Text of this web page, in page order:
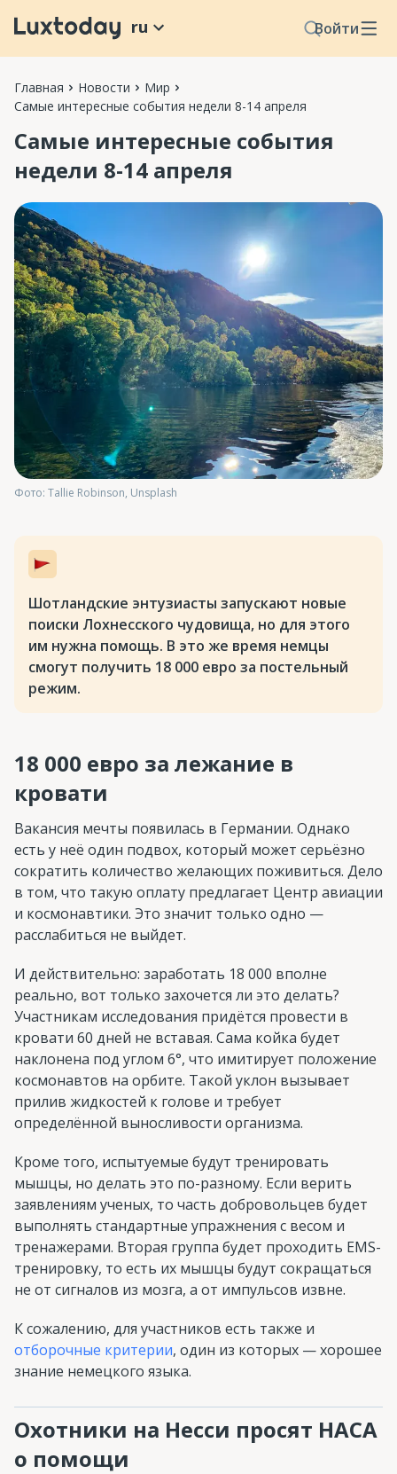
Войти
ru
Главная Новости
Мир
Самые интересные события недели 8-14 апреля
Самые интересные события
недели 8-14 апреля
Фото: Tallie Robinson, Unsplash
Шотландские энтузиасты запускают новые
поиски Лохнесского чудовища, но для этого
им нужна помощь. В это же время немцы
смогут получить 18 000 евро за постельный
режим.
18 000 евро за лежание в
кровати
Вакансия мечты появилась в Германии. Однако
есть у неё один подвох, который может серьёзно
сократить количество желающих поживиться. Дело
в том, что такую оплату предлагает Центр авиации
и космонавтики. Это значит только одно —
расслабиться не выйдет.
И действительно: заработать 18 000 вполне
реально, вот только захочется ли это делать?
Участникам исследования придётся провести в
кровати 60 дней не вставая. Сама койка будет
наклонена под углом 6°, что имитирует положение
космонавтов на орбите. Такой уклон вызывает
прилив жидкостей к голове и требует
определённой выносливости организма.
Кроме того, испытуемые будут тренировать
мышцы, но делать это по-разному. Если верить
заявлениям ученых, то часть добровольцев будет
выполнять стандартные упражнения с весом и
тренажерами. Вторая группа будет проходить EMS-
тренировку, то есть их мышцы будут сокращаться
не от сигналов из мозга, а от импульсов извне.
К сожалению, для участников есть также и
отборочные критерии, один из которых — хорошее
знание немецкого языка.
Охотники на Несси просят НАСА
о помощи